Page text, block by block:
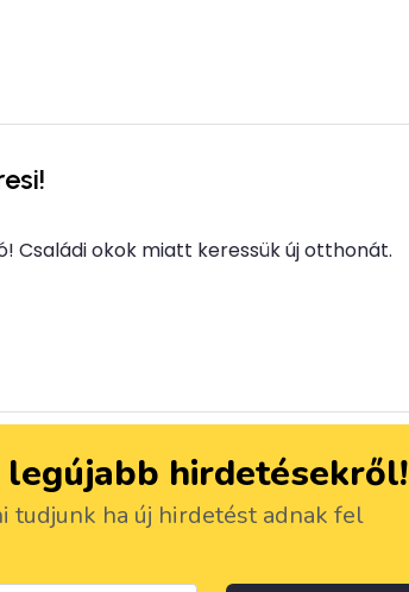
Családi okok miatt keressük új otthonát.
legújabb hirdetésekről!
tudjunk ha új hirdetést adnak fel